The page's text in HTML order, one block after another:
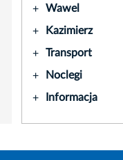
+ Wawel
+ Kazimierz
+ Transport
+ Noclegi
+ Informacja